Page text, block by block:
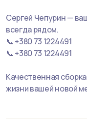
Сергей Чепурин —
всегда рядом.
📞 +380 73 1224491
📞 +380 73 1224491
Качественная
жизни вашей новой